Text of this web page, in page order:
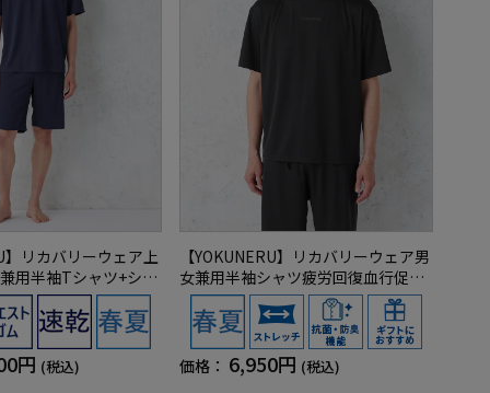
】リカバリーウェア上
用半袖Tシャツ+ショ
労回復血行促進遠赤外
【一般医療機
ズ
円 (税込)
【YOKUNERU】リカバリーウェア男
女兼用半袖シャツ疲労回復血行促進
遠赤外線快眠NANOMIX(R)【一般医
療機器】SS～LLサイズ
価格： 6,950円 (税込)